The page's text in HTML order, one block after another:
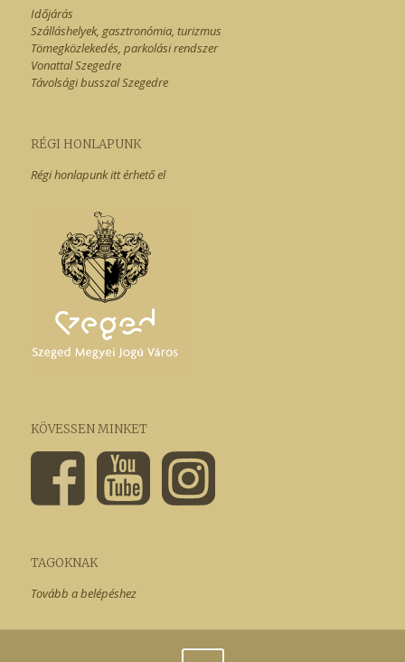
Időjárás
Szálláshelyek, gasztronómia, turizmus
Tömegközlekedés, parkolási rendszer
Vonattal Szegedre
Távolsági busszal Szegedre
RÉGI HONLAPUNK
Régi honlapunk itt érhető el
KÖVESSEN MINKET
TAGOKNAK
Tovább a belépéshez